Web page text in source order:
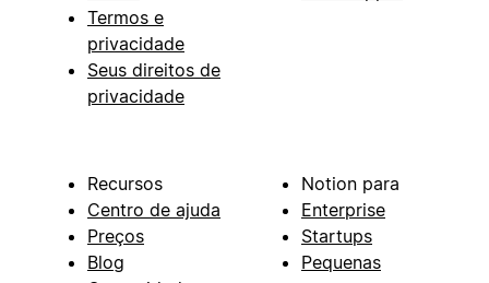
Termos e
privacidade
Seus direitos de
privacidade
Recursos
Centro de ajuda
Preços
Blog
Notion para
Enterprise
Startups
Pequenas